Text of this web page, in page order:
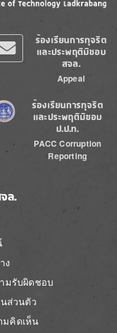
ร้องเรียนการทุจริต
และประพฤติมิชอบ
สจล.
Appeal
ร้องเรียนการทุจริต
และประพฤติมิชอบ
ป.ป.ท.
PACC Corruption
Reporting
ล.
ง
มรับผิดชอบ
ส่วนตัว
มคิดเห็น